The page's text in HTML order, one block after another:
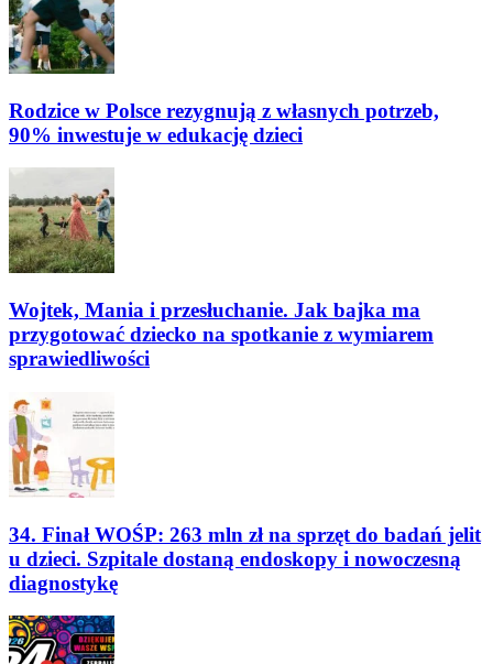
Rodzice w Polsce rezygnują z własnych potrzeb,
90% inwestuje w edukację dzieci
Wojtek, Mania i przesłuchanie. Jak bajka ma
przygotować dziecko na spotkanie z wymiarem
sprawiedliwości
34. Finał WOŚP: 263 mln zł na sprzęt do badań jelit
u dzieci. Szpitale dostaną endoskopy i nowoczesną
diagnostykę